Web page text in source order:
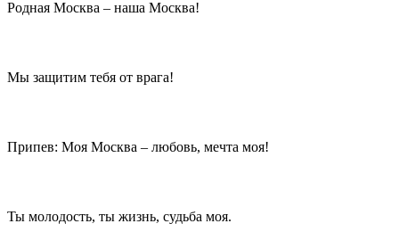
Родная Москва – наша Москва!
Мы защитим тебя от врага!
Припев: Моя Москва – любовь, мечта моя!
Ты молодость, ты жизнь, судьба моя.